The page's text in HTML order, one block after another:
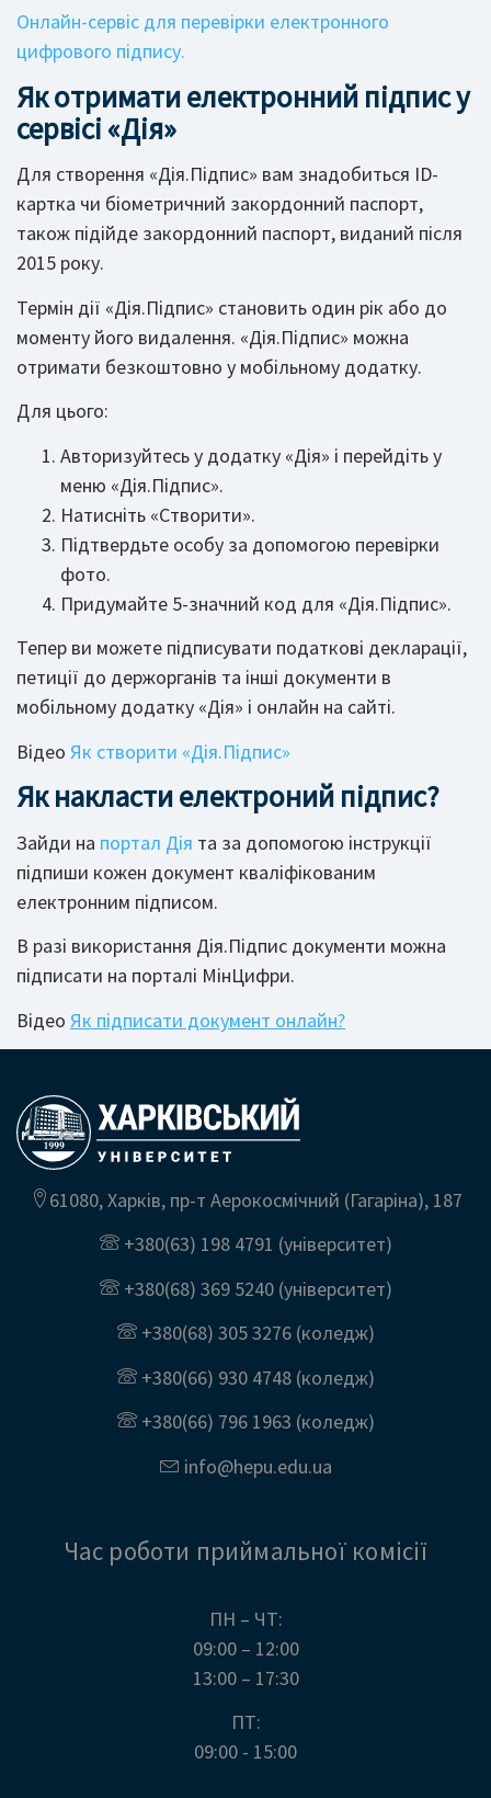
Онлайн-сервіс для перевірки електронного
цифрового підпису.
Як отримати електронний підпис у
сервісі «Дія»
Для створення «Дія.Підпис» вам знадобиться ID-
картка чи біометричний закордонний паспорт,
також підійде закордонний паспорт, виданий після
2015 року.
Термін дії «Дія.Підпис» становить один рік або до
моменту його видалення. «Дія.Підпис» можна
отримати безкоштовно у мобільному додатку.
Для цього:
Авторизуйтесь у додатку «Дія» і перейдіть у
меню «Дія.Підпис».
Натисніть «Створити».
Підтвердьте особу за допомогою перевірки
фото.
Придумайте 5-значний код для «Дія.Підпис».
Тепер ви можете підписувати податкові декларації,
петиції до держорганів та інші документи в
мобільному додатку «Дія» і онлайн на сайті.
Відео Як створити «Дія.Підпис»
Як накласти електроний підпис?
Зайди на портал Дія та за допомогою інструкції
підпиши кожен документ кваліфікованим
електронним підписом.
В разі використання Дія.Підпис документи можна
підписати на порталі МінЦифри.
Відео Як підписати документ онлайн?
61080, Харків, пр-т Аерокосмічний (Гагаріна), 187
+380(63) 198 4791 (університет)
+380(68) 369 5240(університет)
+380(68) 305 3276(коледж)
+380(66) 930 4748(коледж)
+380(66) 796 1963 (коледж)
info@hepu.edu.ua
Час роботи приймальної комісії
ПН – ЧТ:
09:00 – 12:00
13:00 – 17:30
ПТ:
09:00 - 15:00